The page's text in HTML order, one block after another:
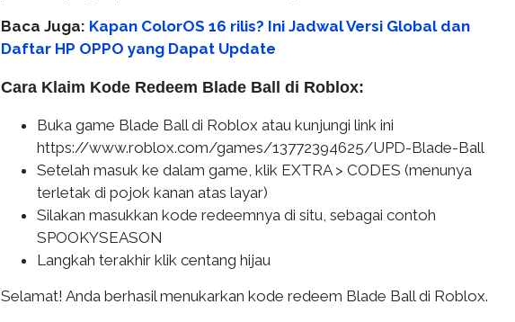
Baca Juga: Kapan ColorOS 16 rilis? Ini Jadwal Versi Global dan
Daftar HP OPPO yang Dapat Update
Cara Klaim Kode Redeem Blade Ball di Roblox:
Buka game Blade Ball di Roblox atau kunjungi link ini
https://www.roblox.com/games/13772394625/UPD-Blade-Ball
Setelah masuk ke dalam game, klik EXTRA > CODES (menunya
terletak di pojok kanan atas layar)
Silakan masukkan kode redeemnya di situ, sebagai contoh
SPOOKYSEASON
Langkah terakhir klik centang hijau
Selamat! Anda berhasil menukarkan kode redeem Blade Ball di Roblox.